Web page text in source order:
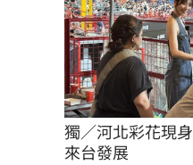
獨／河北彩花現
來台發展